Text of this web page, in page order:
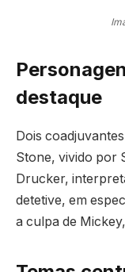
destaque
Dois
Stone, vivido por
Drucker,
detetive, em
a culpa de